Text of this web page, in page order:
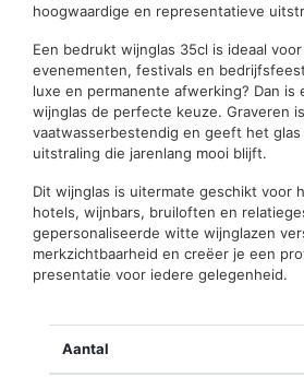
hoogwaardige en representatieve
Een bedrukt wijnglas 35cl is ideaal
evenementen, festivals en
luxe en permanente afwerking? Dan is
wijnglas de perfecte keuze. Graveren
vaatwasserbestendig en geeft het glas
uitstraling die jarenlang mooi blijft.
Dit wijnglas is uitermate geschikt voor
hotels, wijnbars, bruiloften en
gepersonaliseerde witte wijnglazen
merkzichtbaarheid en creëer je een
presentatie voor iedere gelegenheid.
Aantal